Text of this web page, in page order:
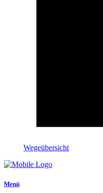
Wegeübersicht
Menü